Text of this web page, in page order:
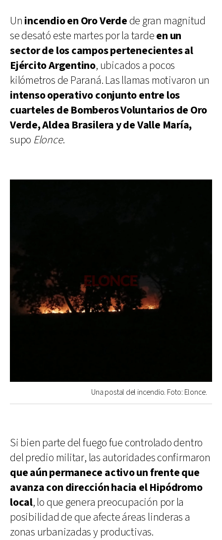
Un incendio en Oro Verde de gran magnitud
se desató este martes por la tardeen un
sector de los campos pertenecientes al
Ejército Argentino, ubicados a pocos
kilómetros de Paraná. Las llamas motivaron un
intenso operativo conjunto entre los
cuarteles de Bomberos Voluntarios de Oro
Verde, Aldea Brasilera y de Valle María,
supo Elonce.
Una postal del incendio. Foto: Elonce.
Si bien parte del fuego fue controlado dentro
del predio militar, las autoridades confirmaron
que aún permanece activo un frente que
avanza con dirección hacia el Hipódromo
local, lo que genera preocupación por la
posibilidad de que afecte áreas linderas a
zonas urbanizadas y productivas.